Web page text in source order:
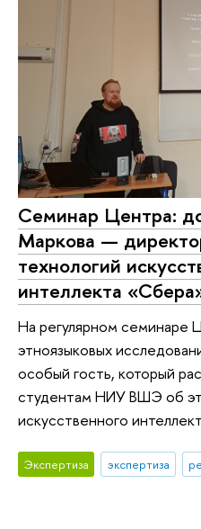
Семинар Центра:
Маркова —
технологий
интеллекта
На регулярном семинаре
этноязыковых
особый гость, который
студентам НИУ ВШЭ об
искусственного
Экспертиза экспертиза